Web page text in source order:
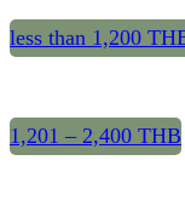
less than 1,200
1,201 – 2,400 THB